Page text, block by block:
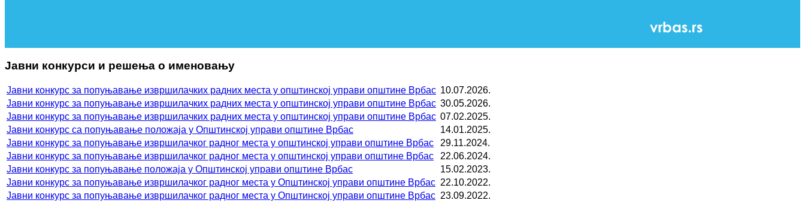
Јавни конкурси и решења о именовању
Јавни конкурс за попуњавање извршилачких радних места у општинској управи општине Врбас 10.07.2026.
Јавни конкурс за попуњавање извршилачких радних места у општинској управи општине Врбас 30.05.2026.
Јавни конкурс за попуњавање извршилачких радних места у општинској управи општине Врбас 07.02.2025.
Јавни конкурс са попуњавање положаја у Општинској управи општине Врбас
14.01.2025.
Јавни конкурс за попуњавање извршилачког радног места у општинској управи општине Врбас
29.11.2024.
Јавни конкурс за попуњавање извршилачког радног места у општинској управи општине Врбас
22.06.2024.
Јавни конкурс за попуњавање положаја у Општинској управи општине Врбас
15.02.2023.
Јавни конкурс за попуњавање извршилачког радног места у Општинској управи општине Врбас 22.10.2022.
Јавни конкурс за попуњавање извршилачког радног места у Општинској управи општине Врбас 23.09.2022.